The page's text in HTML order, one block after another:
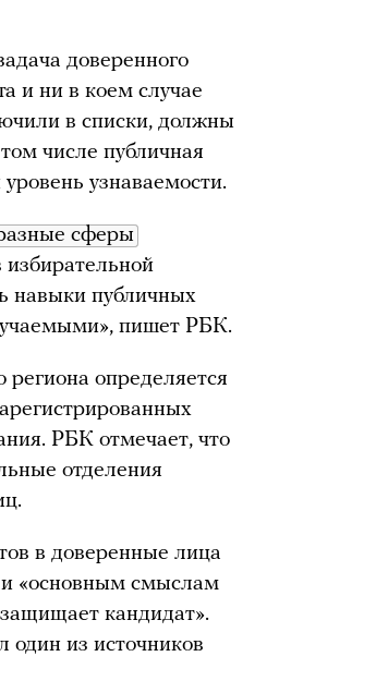
доверенного
и ни в коем случае
в списки, должны
числе публичная
узнаваемости.
сферы
избирательной
навыки публичных
пишет РБК.
определяется
РБК отмечает, что
отделения
в доверенные лица
и «основным смыслам
кандидат».
один из источников